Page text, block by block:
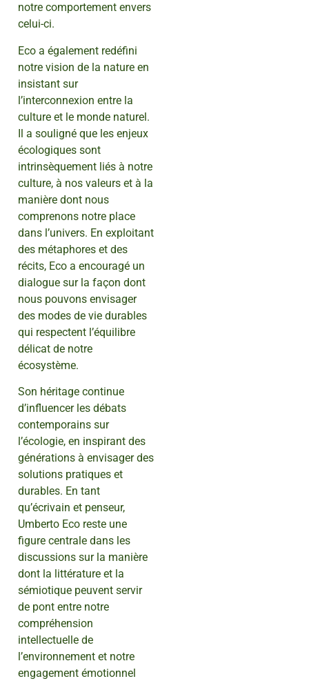
notre comportement envers
celui-ci.
Eco a également redéfini
notre vision de la nature en
insistant sur
l’interconnexion entre la
culture et le monde naturel.
Il a souligné que les enjeux
écologiques sont
intrinsèquement liés à notre
culture, à nos valeurs et à la
manière dont nous
comprenons notre place
dans l’univers. En exploitant
des métaphores et des
récits, Eco a encouragé un
dialogue sur la façon dont
nous pouvons envisager
des modes de vie durables
qui respectent l’équilibre
délicat de notre
écosystème.
Son héritage continue
d’influencer les débats
contemporains sur
l’écologie, en inspirant des
générations à envisager des
solutions pratiques et
durables. En tant
qu’écrivain et penseur,
Umberto Eco reste une
figure centrale dans les
discussions sur la manière
dont la littérature et la
sémiotique peuvent servir
de pont entre notre
compréhension
intellectuelle de
l’environnement et notre
engagement émotionnel